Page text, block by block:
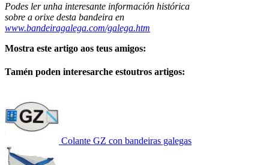
Podes ler unha interesante información histórica
sobre a orixe desta bandeira en
www.bandeiragalega.com/galega.htm
Mostra este artigo aos teus amigos:
Tamén poden interesarche estoutros artigos:
Colante GZ con bandeiras galegas